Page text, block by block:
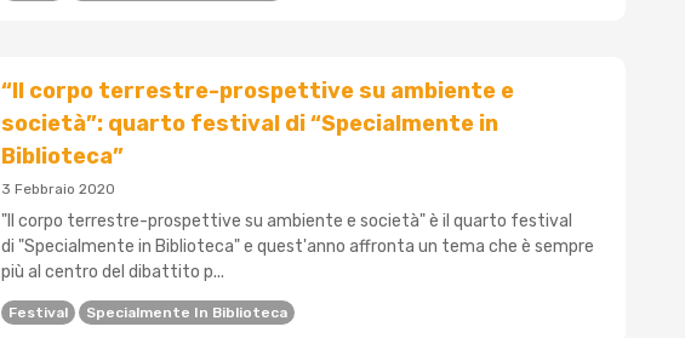
“Il corpo terrestre-prospettive su ambiente e
società”: quarto festival di “Specialmente in
Biblioteca”
3 Febbraio 2020
"Il corpo terrestre-prospettive su ambiente e società" è il quarto festival
di "Specialmente in Biblioteca" e quest'anno affronta un tema che è sempre
più al centro del dibattito p...
Festival Specialmente In Biblioteca